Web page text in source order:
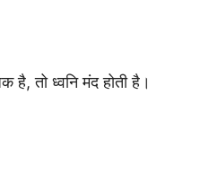
तो ध्वनि मंद होती है।